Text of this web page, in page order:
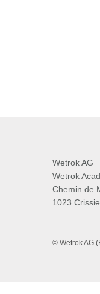
Wetrok AG
Wetrok
Chemin de
1023
© Wetrok AG